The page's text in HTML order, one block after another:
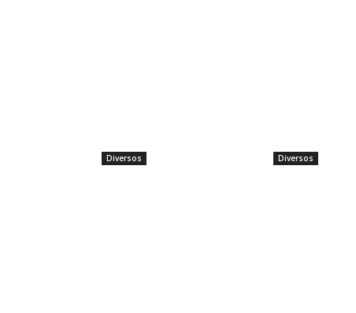
Diversos Diversos